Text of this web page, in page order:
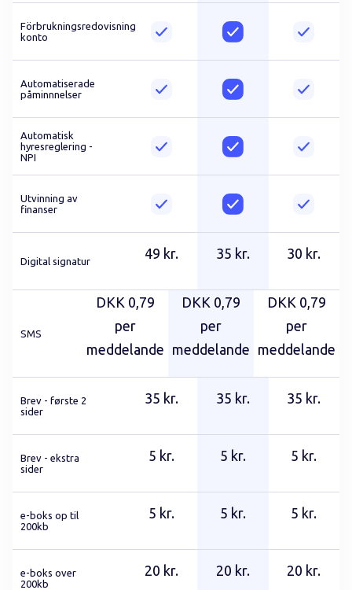
Förbrukningsredovisning
konto
Automatiserade
påminnnelser
Automatisk
hyresreglering -
NPI
Utvinning av
finanser
Digital signatur 49 kr. 35 kr. 30 kr.
SMS
DKK 0,79
per
meddelande
DKK 0,79
per
meddelande
DKK 0,79
per
meddelande
Brev - første 2
sider
35 kr. 35 kr. 35 kr.
Brev - ekstra
sider
5 kr. 5 kr. 5 kr.
e-boks op til
200kb
5 kr. 5 kr. 5 kr.
e-boks over
200kb
20 kr. 20 kr. 20 kr.